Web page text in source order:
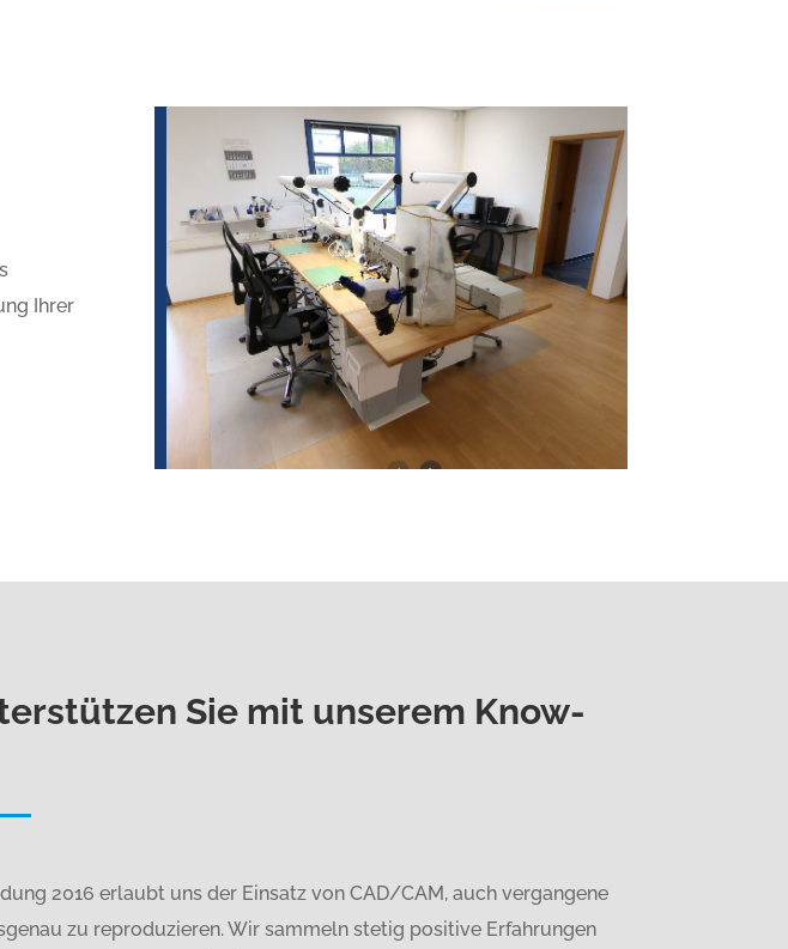
Ihrer
Sie mit unserem Know-
2016 erlaubt uns der Einsatz von CAD/CAM, auch vergangene
zu reproduzieren. Wir sammeln stetig positive Erfahrungen